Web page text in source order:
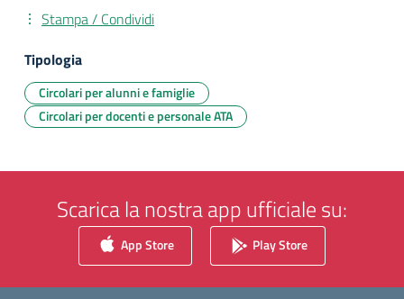
Stampa / Condividi
Tipologia
Circolari per alunni e famiglie
Circolari per docenti e personale ATA
Scarica la nostra app ufficiale su:
App Store Play Store